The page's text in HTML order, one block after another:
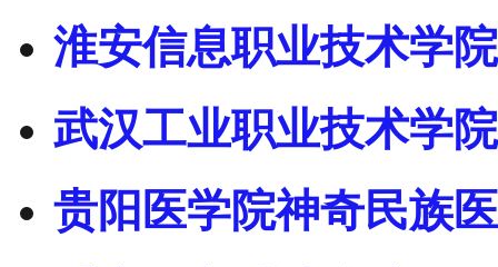
淮安信息职业技术学院
武汉工业职业技术学院
贵阳医学院神奇民族